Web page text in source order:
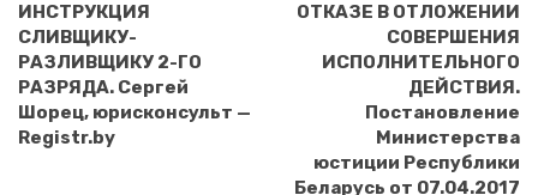
ИНСТРУКЦИЯ
СЛИВЩИКУ-
РАЗЛИВЩИКУ 2-ГО
РАЗРЯДА. Сергей
Шорец, юрисконсульт —
Registr.by
ОТКАЗЕ В ОТЛОЖЕНИИ
СОВЕРШЕНИЯ
ИСПОЛНИТЕЛЬНОГО
ДЕЙСТВИЯ.
Постановление
Министерства
юстиции Республики
Беларусь от 07.04.2017